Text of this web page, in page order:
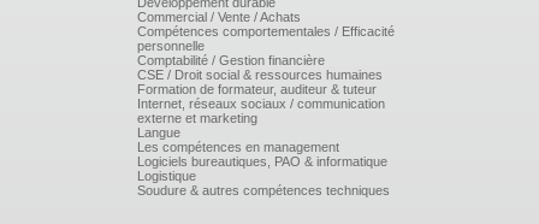
Commercial / Vente / Achats
Compétences comportementales / Efficacité
personnelle
Comptabilité / Gestion financière
CSE / Droit social & ressources humaines
Formation de formateur, auditeur & tuteur
Internet, réseaux sociaux / communication
externe et marketing
Langue
Les compétences en management
Logiciels bureautiques, PAO & informatique
Logistique
Soudure & autres compétences techniques